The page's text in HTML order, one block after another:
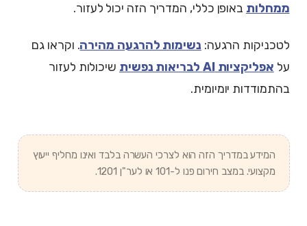
ממחלות באופן כללי, המדריך הזה יכול לעזור.
לטכניקות הרגעה: נשימות להרגעה מהירה. וקראו גם
על אפליקציות AI לבריאות נפשית
שיכולות לעזור
בהתמודדות יומיומית.
המידע במדריך הזה הוא לצרכי העשרה בלבד ואינו מחליף ייעוץ
מקצועי. במצב חירום פנו ל-101 או לער"ן 1201.